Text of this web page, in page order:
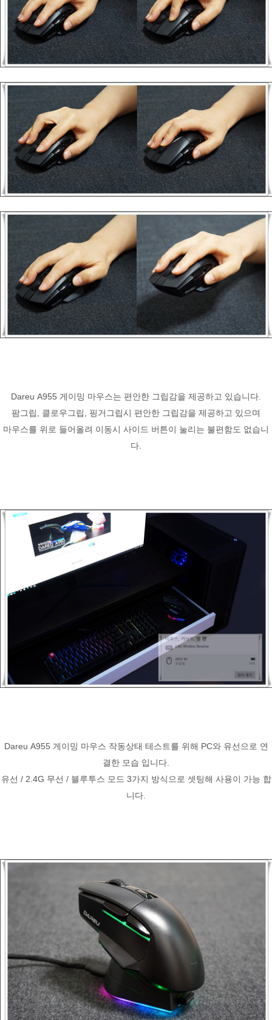
Dareu A955 게이밍 마우스는 편안한 그립감을 제공하고 있습니다.
팜그립, 클로우그립, 핑거그립시 편안한 그립감을 제공하고 있으며
마우스를 위로 들어올려 이동시 사이드 버튼이 눌리는 불편함도 없습니
다.
Dareu A955 게이밍 마우스 작동상태 테스트를 위해 PC와 유선으로 연
결한 모습 입니다.
유선 / 2.4G 무선 / 블루투스 모드 3가지 방식으로 셋팅해 사용이 가능 합
니다.